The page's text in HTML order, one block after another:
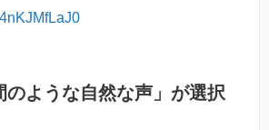
のような自然な声」が選択